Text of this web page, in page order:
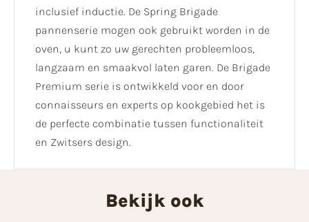
inclusief inductie. De Spring Brigade
pannenserie mogen ook gebruikt worden in de
oven, u kunt zo uw gerechten probleemloos,
langzaam en smaakvol laten garen. De Brigade
Premium serie is ontwikkeld voor en door
connaisseurs en experts op kookgebied het is
de perfecte combinatie tussen functionaliteit
en Zwitsers design.
Bekijk ook